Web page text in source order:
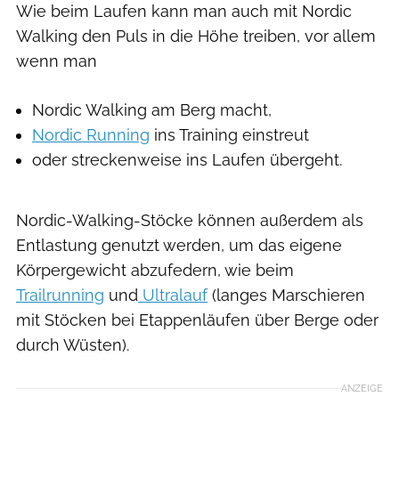
Wie beim Laufen kann man auch mit Nordic
Walking den Puls in die Höhe treiben, vor allem
wenn man
Nordic Walking am Berg macht,
Nordic Running ins Training einstreut
oder streckenweise ins Laufen übergeht.
Nordic-Walking-Stöcke können außerdem als
Entlastung genutzt werden, um das eigene
Körpergewicht abzufedern, wie beim
Trailrunning und Ultralauf(langes Marschieren
mit Stöcken bei Etappenläufen über Berge oder
durch Wüsten).
ANZEIGE